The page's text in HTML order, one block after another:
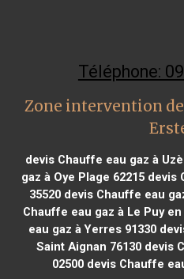
Téléphone:
Zone intervention
devis Chauffe eau gaz à
gaz à Oye Plage 62215 devis
35520 devis Chauffe eau
Chauffe eau gaz à Le Puy en
eau gaz à Yerres 91330
Saint Aignan 76130devis
02500devis Chauffe